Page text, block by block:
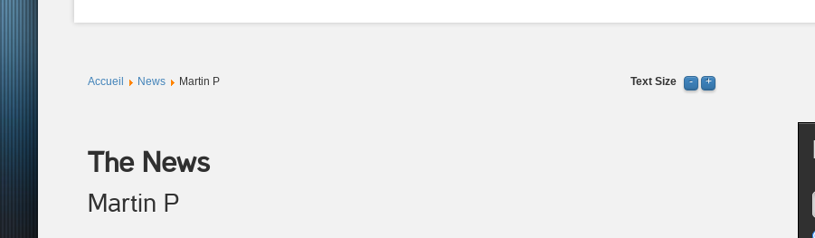
Accueil News Martin P Text Size
The News
Martin P